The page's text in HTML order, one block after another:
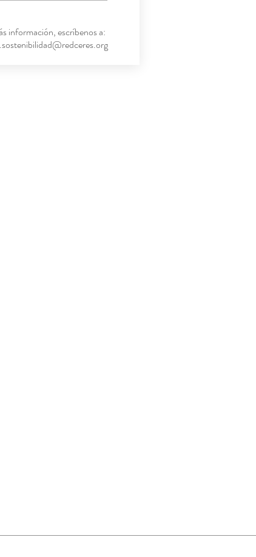
información, escríbenos a: